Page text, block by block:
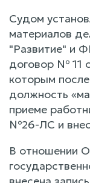
Судом
материалов
"Развитие" и
договор № 11
которым
должность
приеме
№26-ЛС и
В отношении